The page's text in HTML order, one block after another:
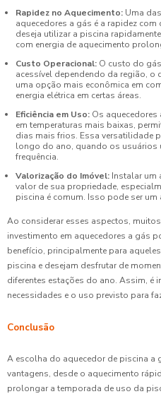
Rapidez no Aquecimento: Uma
aquecedores a gás é a rapidez com
deseja utilizar a piscina
com energia de aquecimento
Custo Operacional: O custo do
acessível dependendo da região, o
uma opção mais econômica em
energia elétrica em certas áreas.
Eficiência em Uso: Os aquecedores
em temperaturas mais baixas,
dias mais frios. Essa versatilidade
longo do ano, quando os usuários
frequência.
Valorização do Imóvel: Instalar um
valor de sua propriedade,
piscina é comum. Isso pode ser
Ao considerar esses aspectos,
investimento em aquecedores a gás
benefício, principalmente para
piscina e desejam desfrutar de
diferentes estações do ano. Assim, é
necessidades e o uso previsto para
Conclusão
A escolha do aquecedor de piscina a
vantagens, desde o aquecimento
prolongar a temporada de uso da